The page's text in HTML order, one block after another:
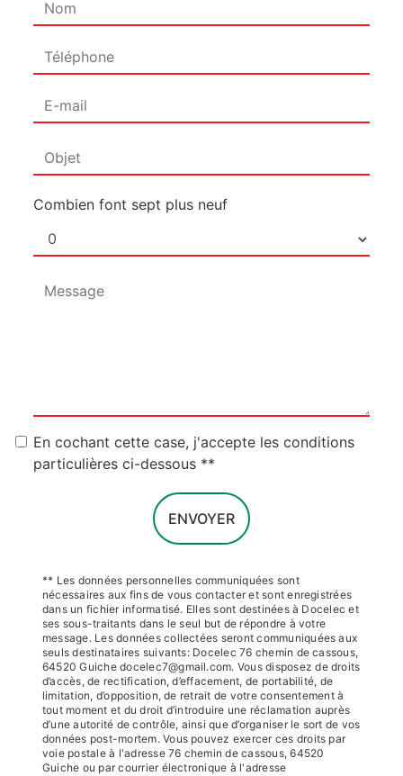
Combien font sept plus neuf
En cochant cette case, j'accepte les conditions
particulières ci-dessous **
ENVOYER
** Les données personnelles communiquées sont
nécessaires aux fins de vous contacter et sont enregistrées
dans un fichier informatisé. Elles sont destinées à Docelec et
ses sous-traitants dans le seul but de répondre à votre
message. Les données collectées seront communiquées aux
seuls destinataires suivants: Docelec 76 chemin de cassous,
64520 Guiche docelec7@gmail.com. Vous disposez de droits
d’accès, de rectification, d’effacement, de portabilité, de
limitation, d’opposition, de retrait de votre consentement à
tout moment et du droit d’introduire une réclamation auprès
d’une autorité de contrôle, ainsi que d’organiser le sort de vos
données post-mortem. Vous pouvez exercer ces droits par
voie postale à l'adresse 76 chemin de cassous, 64520
Guiche ou par courrier électronique à l'adresse